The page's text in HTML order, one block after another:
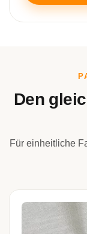
Den
Für einheitliche